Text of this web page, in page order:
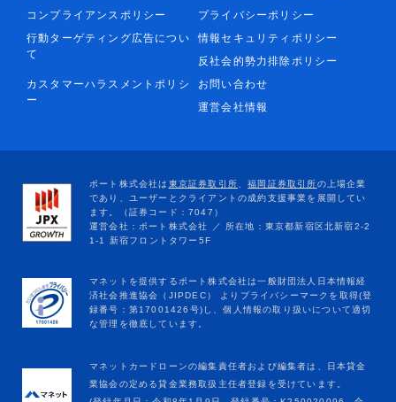
コンプライアンスポリシー
プライバシーポリシー
行動ターゲティング広告につい
て
情報セキュリティポリシー
反社会的勢力排除ポリシー
カスタマーハラスメントポリシ
ー
お問い合わせ
運営会社情報
マネットカードローンの編集責任者および編集者は、日本貸金
業協会の定める貸金業務取扱主任者登録を受けています。